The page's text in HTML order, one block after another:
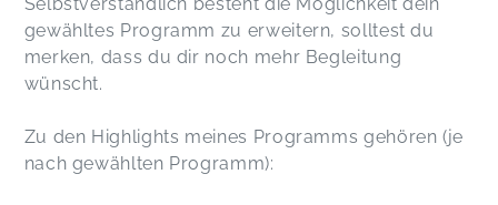
Selbstverständlich besteht die Möglichkeit dein
gewähltes Programm zu erweitern, solltest du
merken, dass du dir noch mehr Begleitung
wünscht.
Zu den Highlights meines Programms gehören (je
nach gewählten Programm):